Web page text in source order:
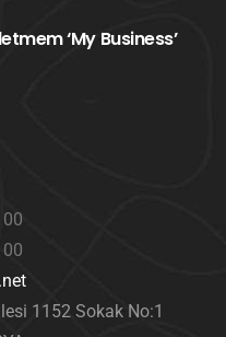
‘My Business’
00
00
1152 Sokak No:1